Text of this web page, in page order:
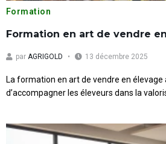
Formation
Formation en art de vendre
par AGRIGOLD 13 décembre 2025
La formation en art de vendre en
d’accompagner les éleveurs dans la